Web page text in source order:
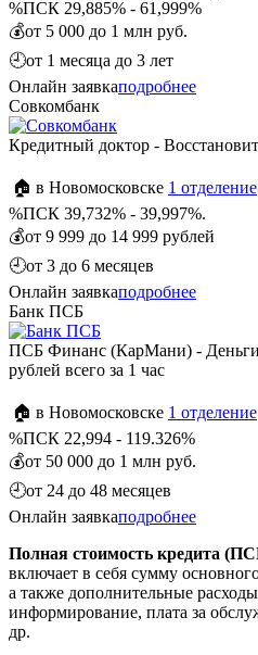
%ПСК 29,885% - 61,999%
💰от 5 000 до 1 млн руб.
🕘от 1 месяца до 3 лет
Онлайн заявкаподробнее
Совкомбанк
Кредитный доктор -
🏠 в Новомосковске 1 отделение
%ПСК 39,732% - 39,997%.
💰от 9 999 до 14 999 рублей
🕘от 3 до 6 месяцев
Онлайн заявкаподробнее
Банк ПСБ
ПСБ Финанс (КарМани) -
рублей всего за 1 час
🏠 в Новомосковске 1 отделение
%ПСК 22,994 - 119.326%
💰от 50 000 до 1 млн руб.
🕘от 24 до 48 месяцев
Онлайн заявкаподробнее
Полная стоимость кредита
включает в себя сумму
а также дополнительные
информирование, плата за
др.